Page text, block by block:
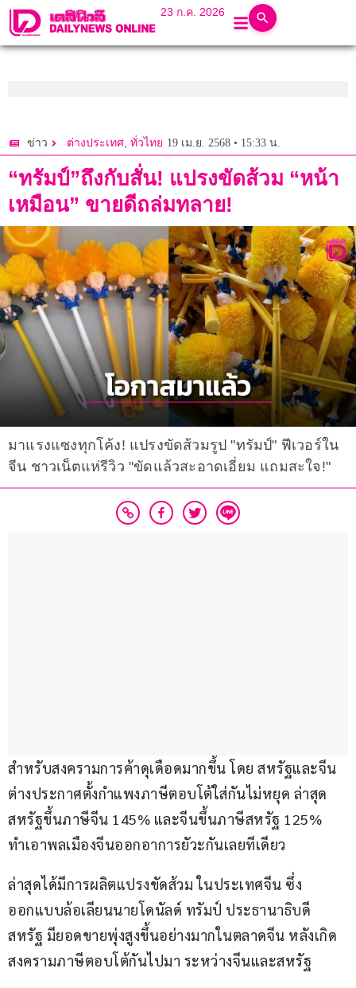
23 ก.ค. 2026
ข่าว ต่างประเทศ, ทั่วไทย 19 เม.ย. 2568 • 15:33 น.
“ทรัมป์”ถึงกับสั่น! แปรงขัดส้วม “หน้า
เหมือน” ขายดีถล่มทลาย!
มาแรงแซงทุกโค้ง! แปรงขัดส้วมรูป "ทรัมป์" ฟีเวอร์ใน
จีน ชาวเน็ตแห่รีวิว "ขัดแล้วสะอาดเอี่ยม แถมสะใจ!"
สำหรับสงครามการค้าดุเดือดมากขึ้น โดย สหรัฐและจีน
ต่างประกาศตั้งกำแพงภาษีตอบโต้ใส่กันไม่หยุด ล่าสุด
สหรัฐขึ้นภาษีจีน 145% และจีนขึ้นภาษีสหรัฐ 125%
ทำเอาพลเมืองจีนออกอาการยัวะกันเลยทีเดียว
ล่าสุดได้มีการผลิตแปรงขัดส้วม ในประเทศจีน ซึ่ง
ออกแบบล้อเลียนนายโดนัลด์ ทรัมป์ ประธานาธิบดี
สหรัฐ มียอดขายพุ่งสูงขึ้นอย่างมากในตลาดจีน หลังเกิด
สงครามภาษีตอบโต้กันไปมา ระหว่างจีนและสหรัฐ